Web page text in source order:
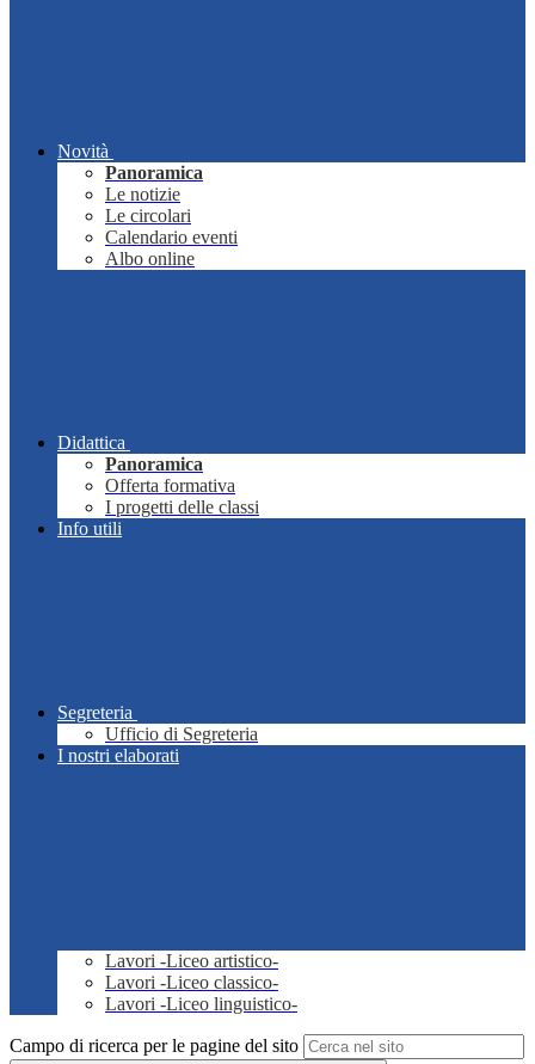
Novità
Panoramica
Le notizie
Le circolari
Calendario eventi
Albo online
Didattica
Panoramica
Offerta formativa
I progetti delle classi
Info utili
Segreteria
Ufficio di Segreteria
I nostri elaborati
Lavori -Liceo artistico-
Lavori -Liceo classico-
Lavori -Liceo linguistico-
Campo di ricerca per le pagine del sito